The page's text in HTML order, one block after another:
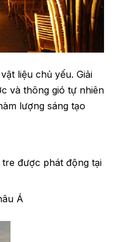
liệu chủ yếu. Giải
và thông gió tự nhiên
lượng sáng tạo
được phát động tại
Á